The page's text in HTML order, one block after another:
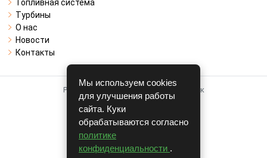
Топливная система
Турбины
О нас
Новости
Контакты
Работает на системе для авторазборок
CARRO.БИЗНЕС
Полная версия
© COPYRIGHT 2026 г.
v1.1.24
Мы используем cookies
для улучшения работы
сайта. Куки
обрабатываются согласно
политике
конфиденциальности .